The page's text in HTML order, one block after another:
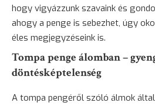
hogy vigyázzunk szavaink és
ahogy a penge is sebezhet, úgy
éles megjegyzéseink is.
Tompa penge álomban –
döntésképtelenség
A tompa pengéről szóló álmok